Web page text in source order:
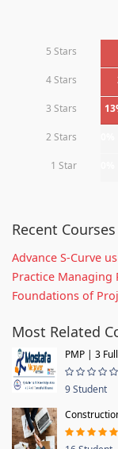
5 Stars
4 Stars
3 Stars
2 Stars
1 Star
Recent Courses
Advance S-Curve
Practice Managing
Foundations of
Most Related
PMP | 3
9 Student